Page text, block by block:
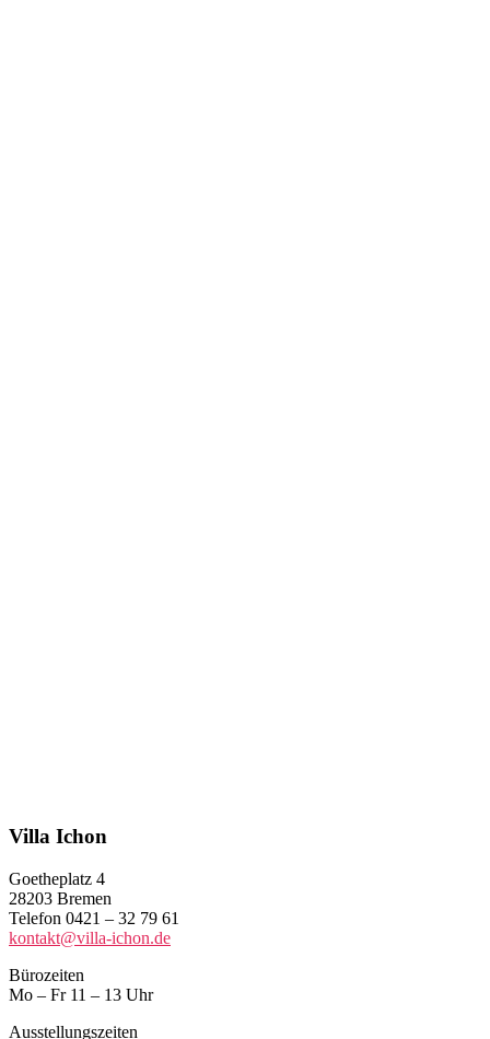
Villa Ichon
Goetheplatz 4
28203 Bremen
Telefon 0421 – 32 79 61
kontakt@villa-ichon.de
Bürozeiten
Mo – Fr 11 – 13 Uhr
Ausstellungszeiten